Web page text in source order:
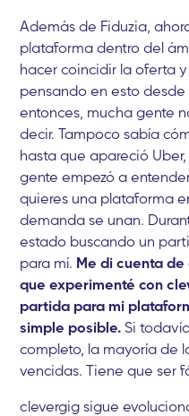
Además de Fiduzia,
plataforma dentro del
hacer coincidir la oferta
pensando en esto
entonces, mucha gente
decir. Tampoco sabía
hasta que apareció
gente empezó a
quieres una plataforma
demanda se unan.
estado buscando un
para mí. Me di cuenta
que experimenté con
partida para mi
simple posible. Si
completo, la mayoría de
vencidas. Tiene que ser
clevergig sigue